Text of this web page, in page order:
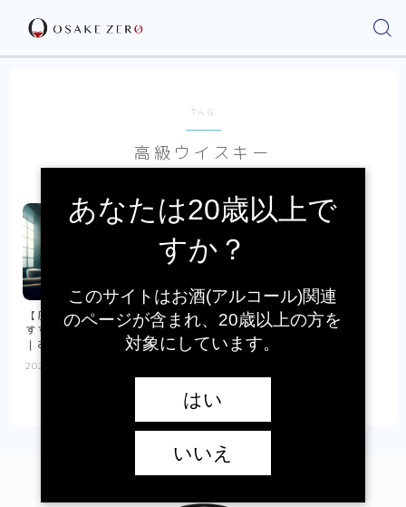
TAG
高級ウイスキー
【圧倒的贅沢】ハイボールにお
すすめの高級品ウイスキー10選
｜お金は必須
2023.03.15
あなたは20歳以上で
すか？
このサイトはお酒(アルコール)関連
のページが含まれ、20歳以上の方を
対象にしています。
はい
いいえ